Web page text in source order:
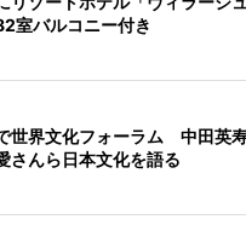
室バルコニー付き
世界文化フォーラム 中田英
さんら日本文化を語る